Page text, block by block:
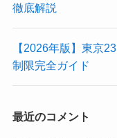
徹底解説
【2026年版】東京
制限完全ガイド
最近のコメント